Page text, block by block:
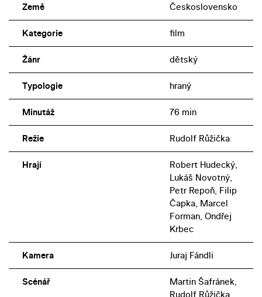
Země Československo
Kategorie film
Žánr dětský
Typologie hraný
Minutáž 76 min
Režie Rudolf Růžička
Hrají
Robert Hudecký,
Lukáš Novotný,
Petr Repoň, Filip
Čapka, Marcel
Forman, Ondřej
Krbec
Kamera Juraj Fándli
Scénář
Martin Šafránek,